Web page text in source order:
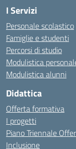
I Servizi
Personale scolastico
Famiglie e studenti
Percorsi di studio
Modulistica
Modulistica alunni
Didattica
Offerta formativa
I progetti
Piano Triennale
Inclusione